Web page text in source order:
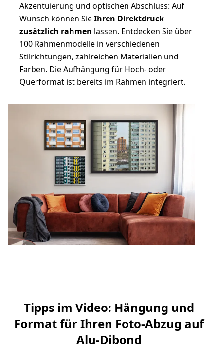
Akzentuierung und optischen Abschluss: Auf
Wunsch können SieIhren Direktdruck
zusätzlich rahmen lassen. Entdecken Sie über
100 Rahmenmodelle in verschiedenen
Stilrichtungen, zahlreichen Materialien und
Farben. Die Aufhängung für Hoch- oder
Querformat ist bereits im Rahmen integriert.
Tipps im Video: Hängung und
Format für Ihren Foto-Abzug auf
Alu-Dibond